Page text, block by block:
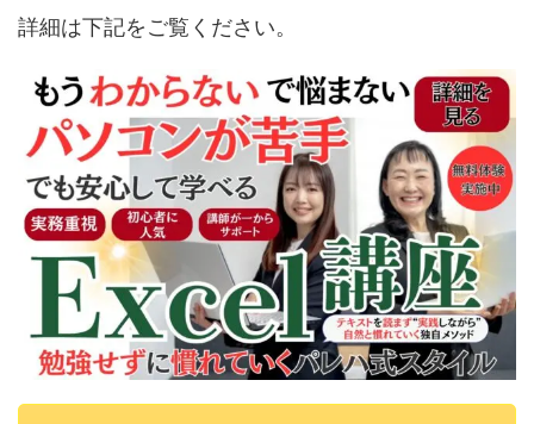
詳細は下記をご覧ください。